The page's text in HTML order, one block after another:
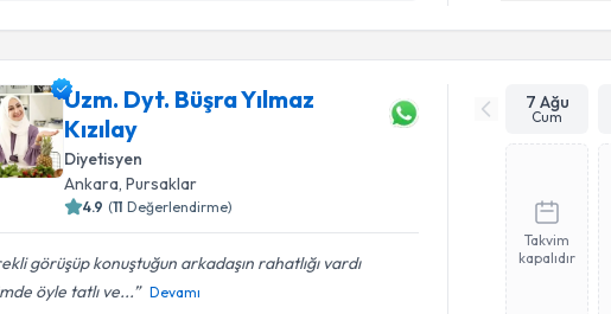
Uzm. Dyt. Büşra Yılmaz
Kızılay
Diyetisyen
Ankara ,Pursaklar
4.9 (11 Değerlendirme)
görüşüp konuştuğun arkadaşın rahatlığı vardı
öyle tatlı ve...
Devamı
7 Ağu
Cum
Takvim
kapalıdır